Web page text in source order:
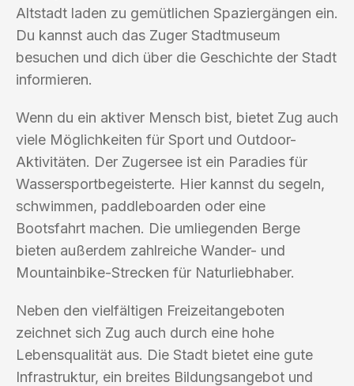
Altstadt laden zu gemütlichen Spaziergängen ein.
Du kannst auch das Zuger Stadtmuseum
besuchen und dich über die Geschichte der Stadt
informieren.
Wenn du ein aktiver Mensch bist, bietet Zug auch
viele Möglichkeiten für Sport und Outdoor-
Aktivitäten. Der Zugersee ist ein Paradies für
Wassersportbegeisterte. Hier kannst du segeln,
schwimmen, paddleboarden oder eine
Bootsfahrt machen. Die umliegenden Berge
bieten außerdem zahlreiche Wander- und
Mountainbike-Strecken für Naturliebhaber.
Neben den vielfältigen Freizeitangeboten
zeichnet sich Zug auch durch eine hohe
Lebensqualität aus. Die Stadt bietet eine gute
Infrastruktur, ein breites Bildungsangebot und